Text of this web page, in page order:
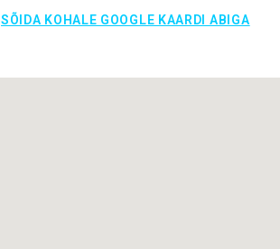
SÕIDA KOHALE GOOGLE KAARDI ABIGA